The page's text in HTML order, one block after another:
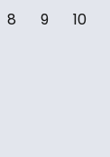
8 9 10